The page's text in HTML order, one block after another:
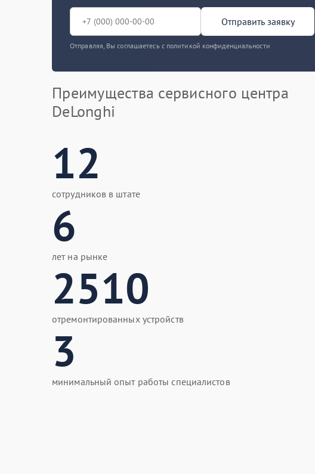
Отправить заявку
Отправляя, Вы соглашаетесь с политикой конфиденциальности
Преимущества сервисного центра
DeLonghi
12
сотрудников в штате
6
лет на рынке
2510
отремонтированных устройств
3
минимальный опыт работы специалистов